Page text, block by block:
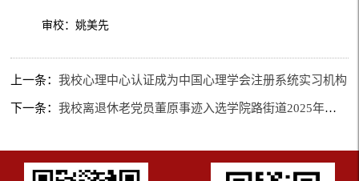
审校：姚美先
上一条：我校心理中心认证成为中国心理学会注册系统实习机构
下一条：我校离退休老党员董原事迹入选学院路街道2025年度“好人好事”